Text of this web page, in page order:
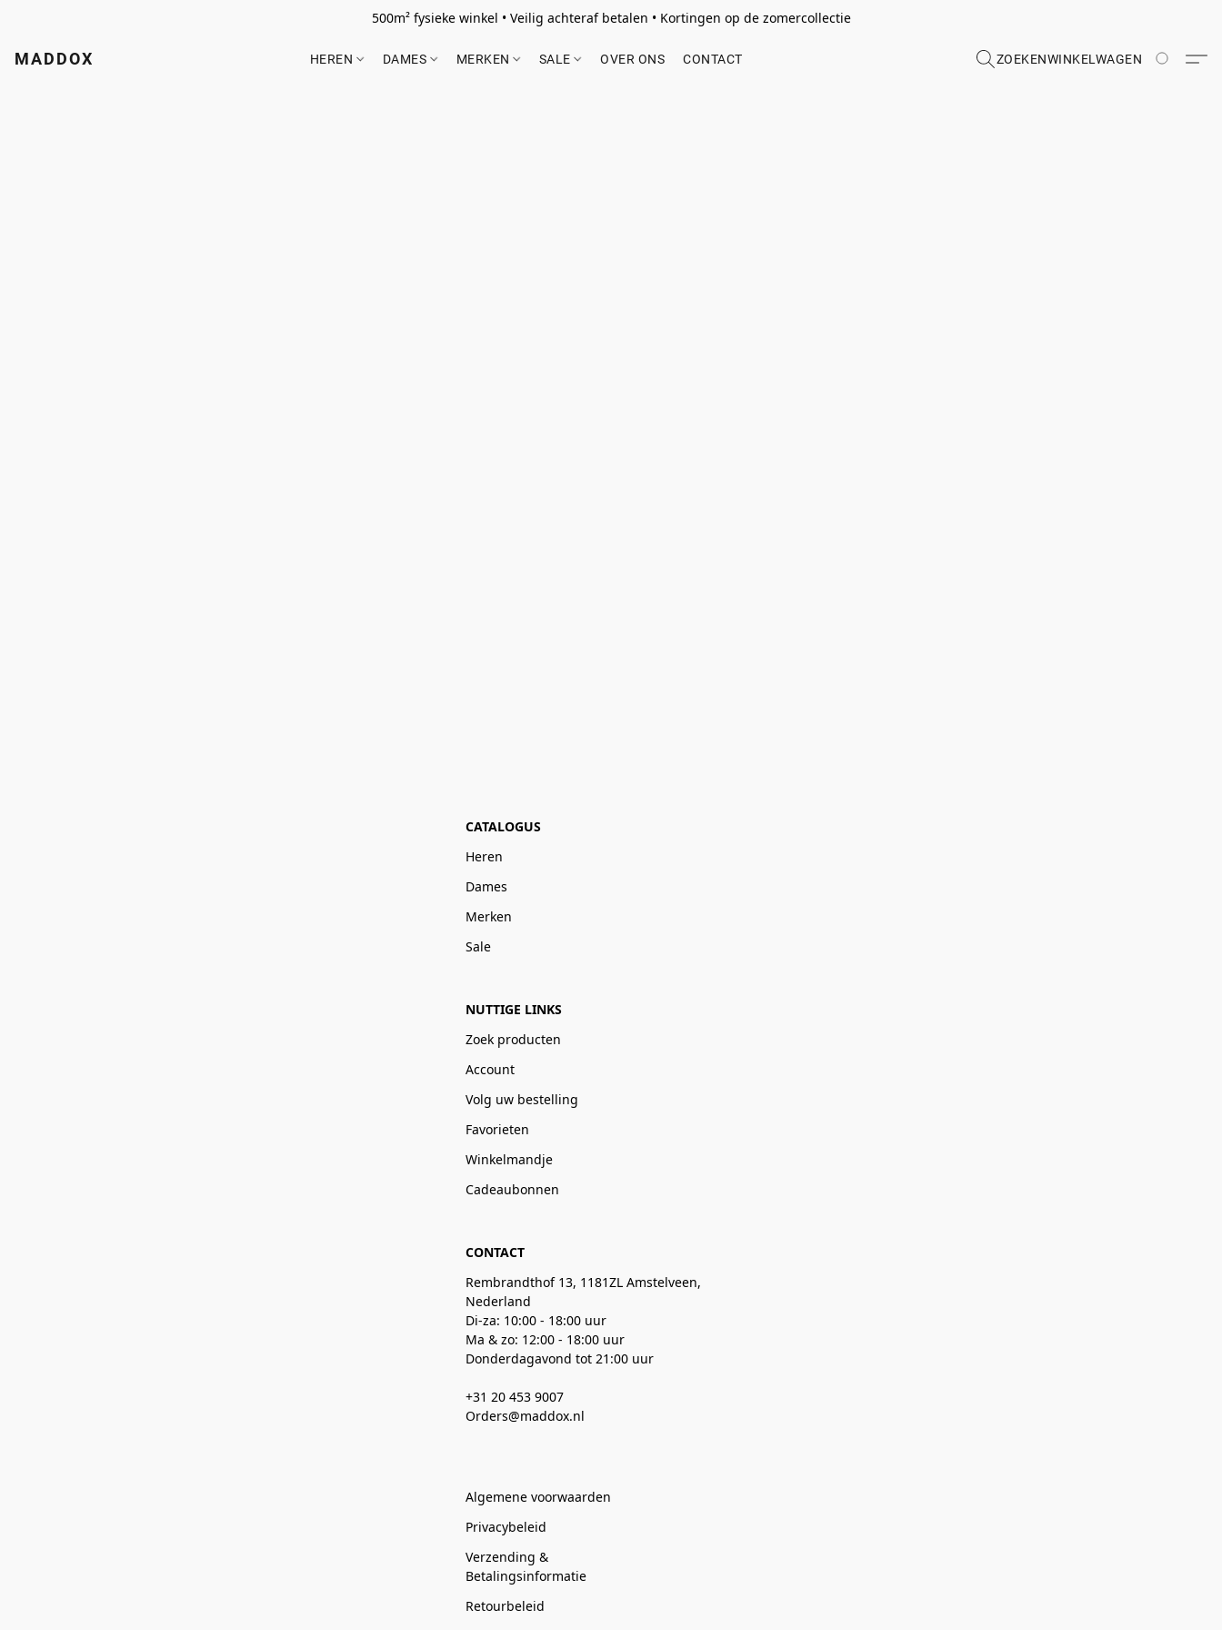
500m² fysieke winkel • Veilig achteraf betalen • Kortingen op de zomercollectie
MADDOX HEREN DAMES MERKEN SALE OVER ONS CONTACT ZOEKENWINKELWAGEN
CATALOGUS
Heren
Dames
Merken
Sale
NUTTIGE LINKS
Zoek producten
Account
Volg uw bestelling
Favorieten
Winkelmandje
Cadeaubonnen
CONTACT
Rembrandthof 13, 1181ZL Amstelveen,
Nederland
Di-za: 10:00 - 18:00 uur
Ma & zo: 12:00 - 18:00 uur
Donderdagavond tot 21:00 uur
+31 20 453 9007
Orders@maddox.nl
Algemene voorwaarden
Privacybeleid
Verzending &
Betalingsinformatie
Retourbeleid